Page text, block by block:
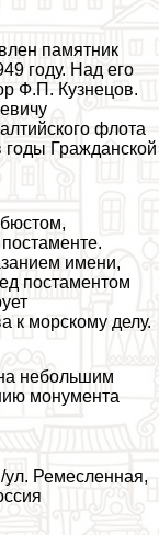
памятник
году. Над его
Ф.П. Кузнецов.
флота
Гражданской
имени,
постаментом
к морскому делу.
небольшим
монумента
ул. Ремесленная,